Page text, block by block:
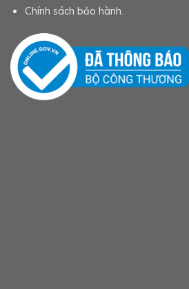
Chính sách bảo hành.